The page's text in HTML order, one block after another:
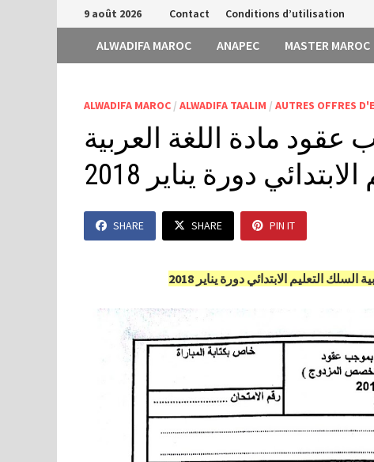
Passer
au
contenu
9 août 2026 Contact Conditions d’utilisation
ALWADIFA MAROC ANAPEC MASTER MAROC
ALWADIFA MAROC /ALWADIFA TAALIM /AUTRES OFFRES
مادة اللغة العربية
دورة يناير 2018
SHARE SHARE PIN IT
التعليم الابتدائي دورة يناير 2018